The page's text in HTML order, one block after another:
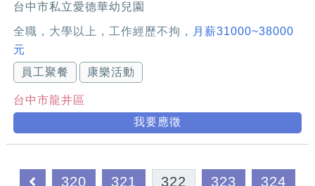
台中市私立愛德華幼兒園
全職，大學以上，工作經歷不拘，
月薪31000~38000
元
員工聚餐
康樂活動
台中市龍井區
我要應徵
320 321 322 323 324